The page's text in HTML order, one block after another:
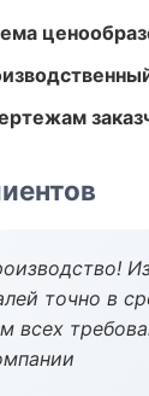
точно в
всех